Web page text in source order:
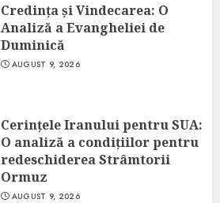
Credința și Vindecarea: O
Analiză a Evangheliei de
Duminică
AUGUST 9, 2026
Cerințele Iranului pentru SUA:
O analiză a condițiilor pentru
redeschiderea Strâmtorii
Ormuz
AUGUST 9, 2026